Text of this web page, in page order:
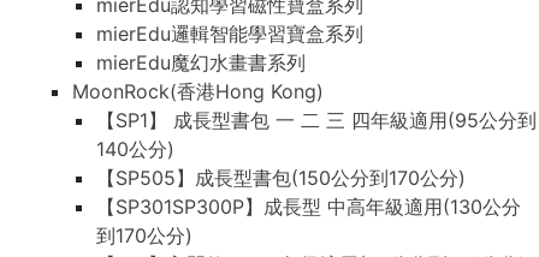
mierEdu認知學習磁性寶盒系列
mierEdu邏輯智能學習寶盒系列
mierEdu魔幻水畫書系列
MoonRock(香港Hong Kong)
【SP1】 成長型書包 一 二 三 四年級適用(95公分到
140公分)
【SP505】成長型書包(150公分到170公分)
【SP301SP300P】成長型 中高年級適用(130公分
到170公分)